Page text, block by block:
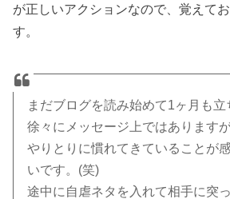
が正しいアクションなので、覚えて
す。
まだブログを読み始めて1ヶ月も立
徐々にメッセージ上ではありますが
やりとりに慣れてきていることが
いです。(笑)
途中に自虐ネタを入れて相手に突